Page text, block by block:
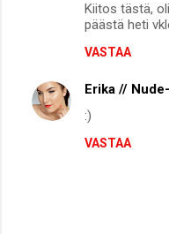
Kiitos tästä,
päästä heti
VASTAA
Erika //
:)
VASTAA